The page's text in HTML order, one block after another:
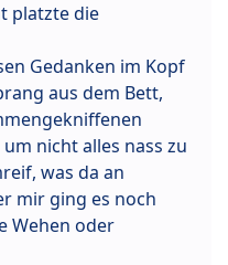
platzte die
Gedanken im Kopf
aus dem Bett,
nicht alles nass zu
was da an
mir ging es noch
Wehen oder